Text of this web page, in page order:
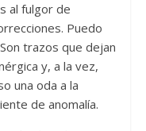
al fulgor de
Puedo
trazos que dejan
y, a la vez,
una oda a la
de anomalía.